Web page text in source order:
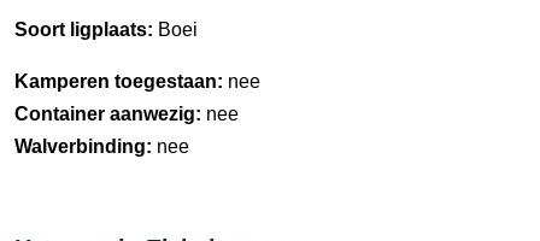
Soort ligplaats: Boei
Kamperen toegestaan: nee
Container aanwezig: nee
Walverbinding: nee